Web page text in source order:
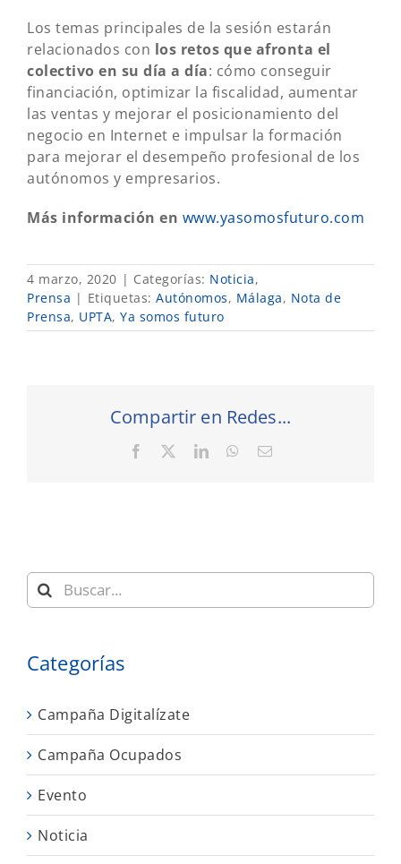
Los temas principales de la sesión estarán
relacionados con los retos que afronta el
colectivo en su día a día: cómo conseguir
financiación, optimizar la fiscalidad, aumentar
las ventas y mejorar el posicionamiento del
negocio en Internet e impulsar la formación
para mejorar el desempeño profesional de los
autónomos y empresarios.
Más información en www.yasomosfuturo.com
4 marzo, 2020 | Categorías: Noticia,
Prensa | Etiquetas: Autónomos, Málaga, Nota de
Prensa, UPTA, Ya somos futuro
Compartir en Redes...
Facebook LinkedInWhatsApp
Correo
Buscar:
Categorías
Campaña Digitalízate
Campaña Ocupados
Evento
Noticia